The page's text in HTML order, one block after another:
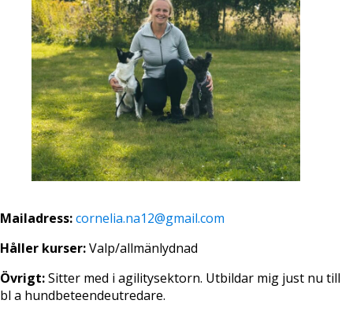
Mailadress:cornelia.na12@gmail.com
Håller kurser:Valp/allmänlydnad
Övrigt:Sitter med i agilitysektorn. Utbildar mig just nu till
bl a hundbeteendeutredare.